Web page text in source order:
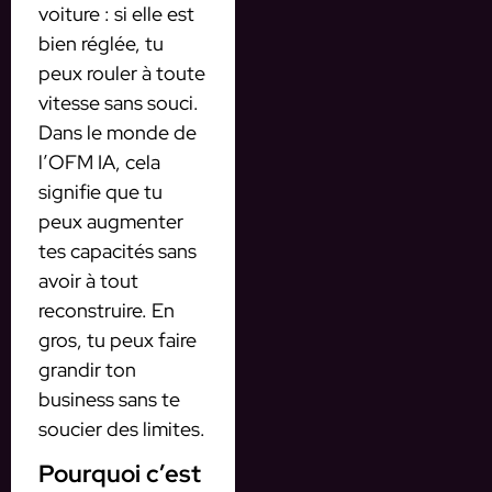
voiture : si elle est
bien réglée, tu
peux rouler à toute
vitesse sans souci.
Dans le monde de
l’OFM IA, cela
signifie que tu
peux augmenter
tes capacités sans
avoir à tout
reconstruire. En
gros, tu peux faire
grandir ton
business sans te
soucier des limites.
Pourquoi c’est